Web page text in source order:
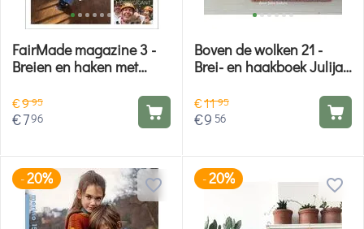
FairMade magazine 3 -
Breien en haken met
€995
€796
Boven de wolken 21 -
Brei- en haakboek Julijas
€1195
€9 56
-20% -20%